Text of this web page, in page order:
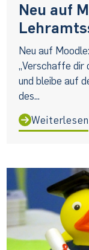
Neu auf
Neu auf
„Verschaffe dir
und bleibe auf
des...
Weiterlesen